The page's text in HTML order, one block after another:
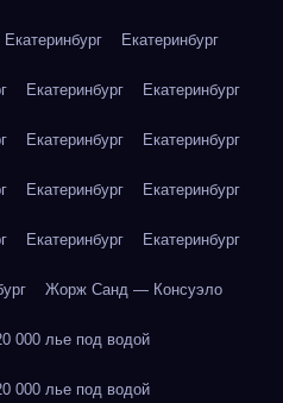
Екатеринбург Екатеринбург
Екатеринбург Екатеринбург
Екатеринбург Екатеринбург
Екатеринбург Екатеринбург
Екатеринбург Екатеринбург
Жорж Санд — Консуэло
лье под водой
лье под водой